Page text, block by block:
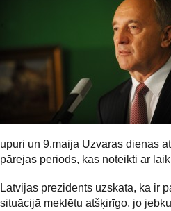
upuri un 9.maija Uzvaras dienas
pārejas periods, kas noteikti ar
Latvijas prezidents uzskata, ka ir
situācijā meklētu atšķirīgo, jo